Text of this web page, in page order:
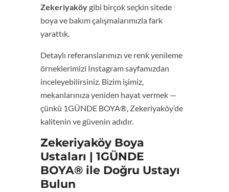
Zekeriyaköygibi birçok seçkin sitede
boya ve bakım çalışmalarımızla fark
yarattık.
Detaylı referanslarımızı ve renk yenileme
örneklerimizi Instagram sayfamızdan
inceleyebilirsiniz. Bizim işimiz,
mekanlarınıza yeniden hayat vermek —
çünkü 1GÜNDE BOYA®, Zekeriyaköy’de
kalitenin ve güvenin adıdır.
Zekeriyaköy Boya
Ustaları | 1GÜNDE
BOYA® ile Doğru Ustayı
Bulun